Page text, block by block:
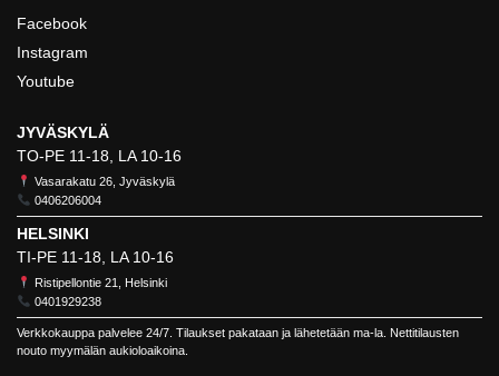
Facebook
Instagram
Youtube
JYVÄSKYLÄ
TO-PE 11-18, LA 10-16
Vasarakatu 26, Jyväskylä
0406206004
HELSINKI
TI-PE 11-18, LA 10-16
Ristipellontie 21, Helsinki
0401929238
Verkkokauppa palvelee 24/7. Tilaukset pakataan ja lähetetään ma-la. Nettitilausten
nouto myymälän aukioloaikoina.